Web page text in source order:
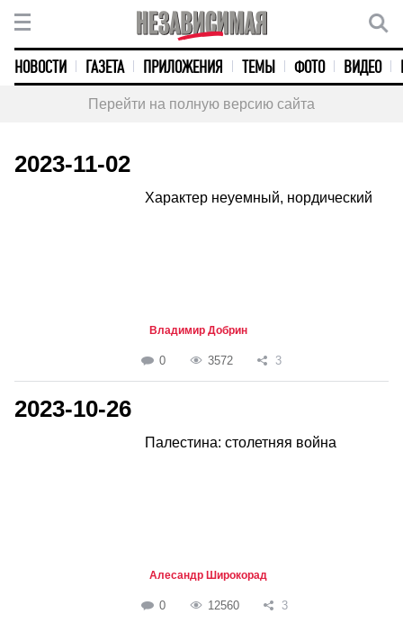
НОВОСТИ ГАЗЕТА ПРИЛОЖЕНИЯ ТЕМЫ ФОТО ВИДЕО
Перейти на полную версию сайта
2023-11-02
Характер неуемный, нордический
Владимир Добрин
0 3572 3
2023-10-26
Палестина: столетняя война
Алесандр Широкорад
0 12560 3